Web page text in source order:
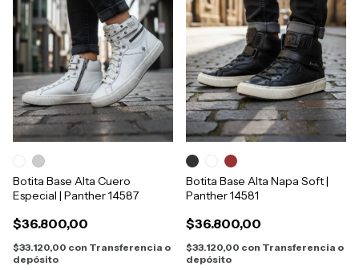
Botita Base Alta Cuero
Especial | Panther 14587
$36.800,00
$33.120,00 con Transferencia o
depósito
Botita Base Alta Napa Soft |
Panther 14581
$36.800,00
$33.120,00 con Transferencia o
depósito